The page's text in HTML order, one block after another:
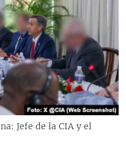
CUBA
Jefe de la CIA y el